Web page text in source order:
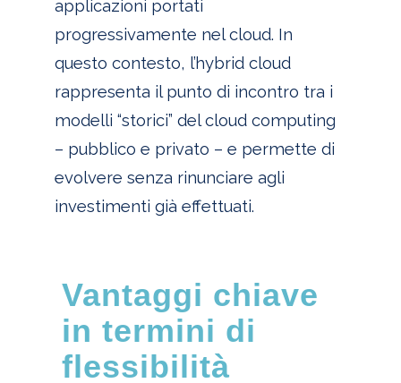
applicazioni portati
progressivamente nel cloud. In
questo contesto, l’hybrid cloud
rappresenta il punto di incontro tra i
modelli “storici” del cloud computing
– pubblico e privato – e permette di
evolvere senza rinunciare agli
investimenti già effettuati.
Vantaggi chiave
in termini di
flessibilità